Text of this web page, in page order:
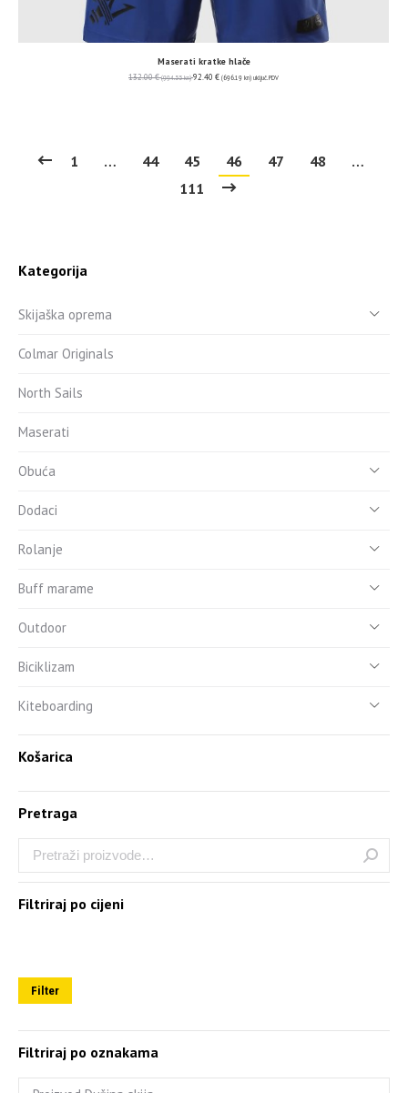
Maserati kratke hlače
132.00€ (994.55 kn) 92.40 € (696.19 kn) uključ. PDV
1 … 44 45 46 47 48
…
111
Kategorija
Skijaška oprema
Colmar Originals
North Sails
Maserati
Obuća
Dodaci
Rolanje
Buff marame
Outdoor
Biciklizam
Kiteboarding
Košarica
Pretraga
Filtriraj po cijeni
Filter
Filtriraj po oznakama